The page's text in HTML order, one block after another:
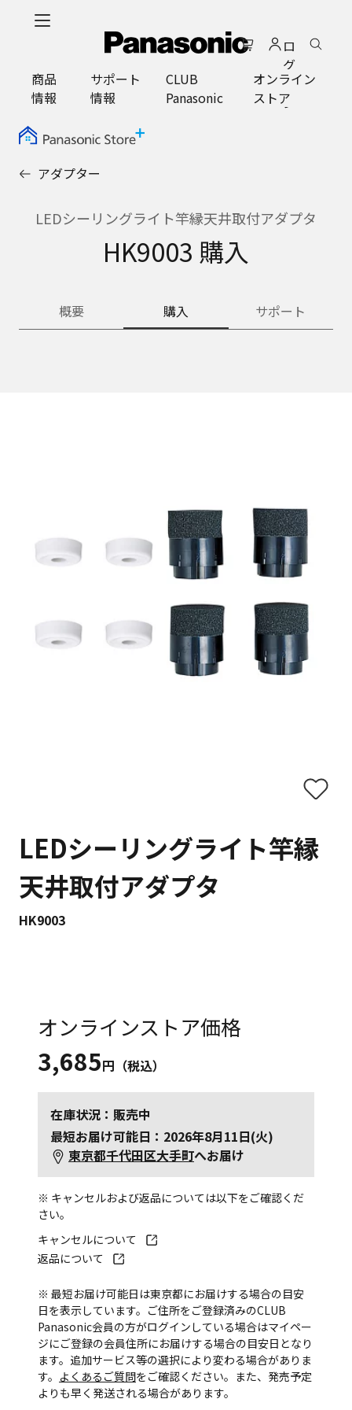
ロ
グ
イ
ン
商品
情報
サポート
情報
CLUB
Panasonic
オンライン
ストア
アダプター
LEDシーリングライト竿縁天井取付アダプタ
HK9003 購入
概要 購入 サポート
LEDシーリングライト竿縁
天井取付アダプタ
HK9003
オンラインストア価格
3,685円（税込）
在庫状況：販売中
最短お届け可能日：2026年8月11日(火)
東京都千代田区大手町へお届け
※ キャンセルおよび返品については以下をご確認くだ
さい。
キャンセルについて
返品について
※ 最短お届け可能日は東京都にお届けする場合の目安
日を表示しています。ご住所をご登録済みのCLUB
Panasonic会員の方がログインしている場合はマイペー
ジにご登録の会員住所にお届けする場合の目安日となり
ます。追加サービス等の選択により変わる場合がありま
す。 よくあるご質問をご確認ください。また、発売予定
よりも早く発送される場合があります。